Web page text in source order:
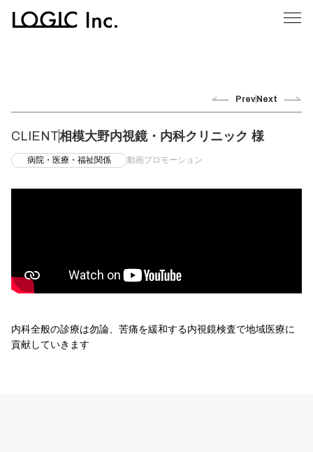
Prev Next
CLIENT相模大野内視鏡・内科クリニック 様
病院・医療・福祉関係 動画プロモーション
内科全般の診療は勿論、苦痛を緩和する内視鏡検査で地域医療に
貢献していきます